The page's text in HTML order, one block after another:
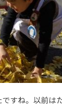
すね。以前は